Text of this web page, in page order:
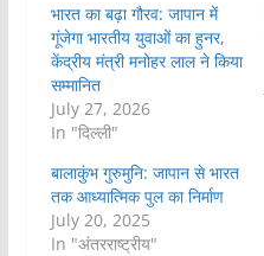
भारत का बढ़ा गौरव: जापान में
गूंजेगा भारतीय युवाओं का हुनर,
केंद्रीय मंत्री मनोहर लाल ने किया
सम्मानित
July 27, 2026
In "दिल्ली"
बालाकुंभ गुरुमुनि: जापान से भारत
तक आध्यात्मिक पुल का निर्माण
July 20, 2025
In "अंतरराष्ट्रीय"